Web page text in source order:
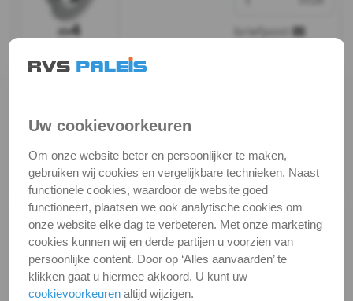
-
127B
-
A2
-
m3
DIN
briefpost
Bekijken
Staffelprijzen bij afname vanaf:
10
5
€ 0,16 excl.btw
€ 0,17 excl.btw
m4 / verp. 250 st. -veerring A2
Artikelnummer:
127-2-4_250
Op voorraad
€ 2,26excl. btw
€ 2,73incl. btw
Voorraad:
Uw cookievoorkeuren
Om onze website beter en persoonlijker te maken,
gebruiken wij cookies en vergelijkbare technieken. Naast
functionele cookies, waardoor de website goed
functioneert, plaatsen we ook analytische cookies om
onze website elke dag te verbeteren. Met onze marketing
cookies kunnen wij en derde partijen u voorzien van
persoonlijke content. Door op ‘Alles aanvaarden’ te
klikken gaat u hiermee akkoord. U kunt uw
cookievoorkeuren altijd wijzigen.